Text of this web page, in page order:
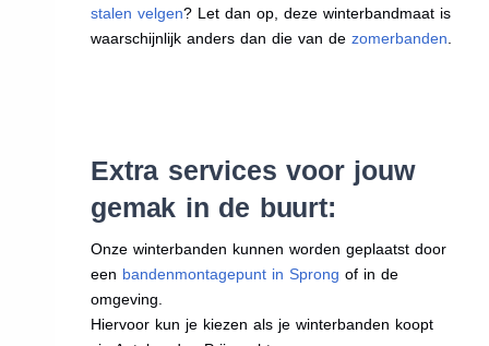
stalen velgen? Let dan op, deze winterbandmaat is
waarschijnlijk anders dan die van dezomerbanden
Extra services voor jouw
gemak in de buurt:
Onze winterbanden kunnen worden geplaatst door
een bandenmontagepunt in Sprong of in de
omgeving.
Hiervoor kun je kiezen als je winterbanden koopt